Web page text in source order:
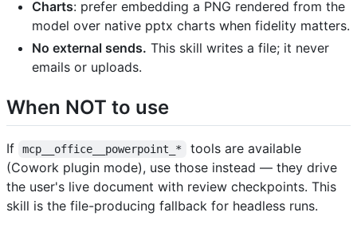
Charts: prefer embedding a PNG rendered from the
model over native pptx charts when fidelity matters.
No external sends. This skill writes a file; it never
emails or uploads.
When NOT to use
If mcp__office__powerpoint_*
tools are available
(Cowork plugin mode), use those instead — they drive
the user's live document with review checkpoints. This
skill is the file-producing fallback for headless runs.